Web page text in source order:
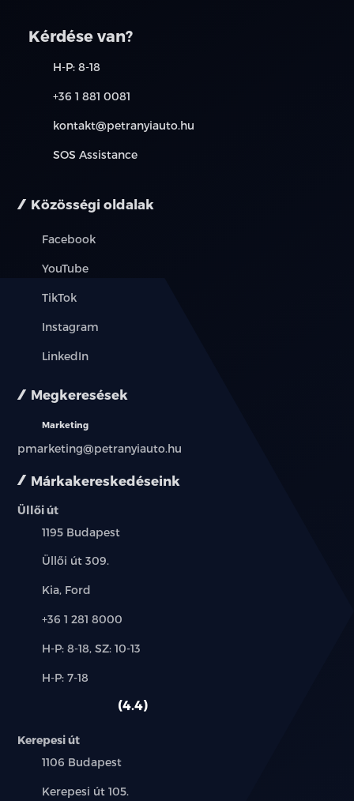
Márkakereskedéseink
Üllői út
Település:
1195 Budapest
Cím:
Üllői út 309.
Márkák:
Kia, Ford
Telefon:
+36 1 281 8000
Új-
használt
H-P: 8-18, SZ: 10-13
Alkatrész,
H-P: 7-18
4.4
Kerepesi út
Település:
1106 Budapest
Cím:
Kerepesi út 105.
Kérdése van?
H-P: 8-18
+36 1 881 0081
kontakt@petranyiauto.hu
SOS Assistance
Közösségi oldalak
Facebook
YouTube
TikTok
Instagram
LinkedIn
Megkeresések
Marketing
pmarketing@petranyiauto.hu